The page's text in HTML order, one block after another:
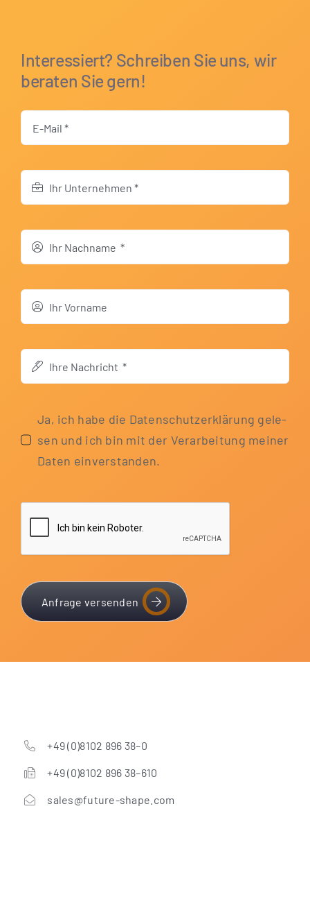
Interessiert? Schreiben Sie uns, wir
beraten Sie gern!
Ja, ich habe die Daten­schutz­er­klä­rung gele­
sen und ich bin mit der Ver­ar­bei­tung mei­ner
Daten einverstanden.
Anfrage versenden
+49 (0)8102 896 38–0
+49 (0)8102 896 38–610
sales@future-shape.com